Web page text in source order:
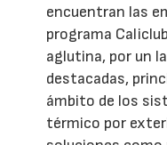
encuentran las
programa
aglutina, por un
destacadas,
ámbito de los
térmico por